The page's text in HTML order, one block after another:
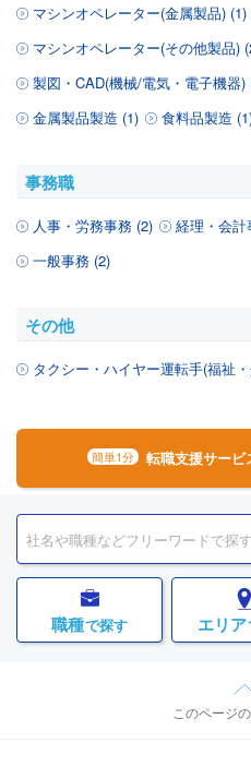
マシンオペレーター(金属製品) (1)
マシンオペレーター(その他製品)
製図・CAD(機械/電気・電子機器)
金属製品製造 (1)
食料品製造
事務職
人事・労務事務 (2) 経理・会計
一般事務 (2)
その他
タクシー・ハイヤー運転手(福祉
簡単1分 転職支援サービ
職種で探す エリア
このページ